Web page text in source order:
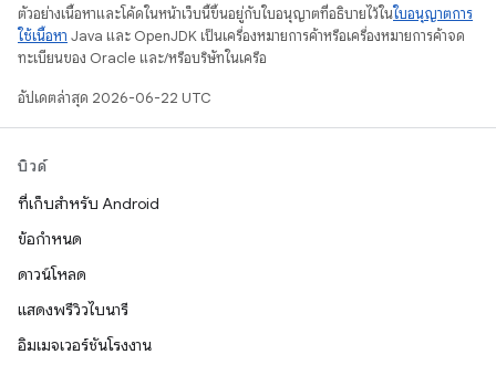
ตัวอย่างเนื้อหาและโค้ดในหน้าเว็บนี้ขึ้นอยู่กับใบอนุญาตที่อธิบายไว้ในใบอนุญาตการ
ใช้เนื้อหา Java และ OpenJDK เป็นเครื่องหมายการค้าหรือเครื่องหมายการค้าจด
ทะเบียนของ Oracle และ/หรือบริษัทในเครือ
อัปเดตล่าสุด 2026-06-22 UTC
บิวด์
ที่เก็บสำหรับ Android
ข้อกำหนด
ดาวน์โหลด
แสดงพรีวิวไบนารี
อิมเมจเวอร์ชันโรงงาน